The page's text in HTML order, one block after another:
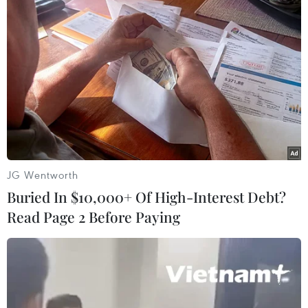
trong tuần kết thúc ngày 26/9, tồn kho dầu thô,
xăng và sản phẩm chưng cất của Mỹ đều tăng
mạnh hơn dự kiến khi hoạt động lọc dầu và nhu
cầu sụt giảm./.
Giá xăng
đồng loạt tăng trong lần
điều chỉnh ngày 2/10
Giá xăng E5 RON 92 không cao
hơn 19.624 đồng/lít , tăng 6
đồng/lít so với giá cơ sở kỳ trước
và giá bán xăng RON 95-III
không cao hơn 20.209 đồng/lít,
tăng 44 đồng/lít so với giá cơ sở
kỳ trước.
JG Wentworth
Buried In $10,000+ Of High-Interest Debt?
Read Page 2 Before Paying